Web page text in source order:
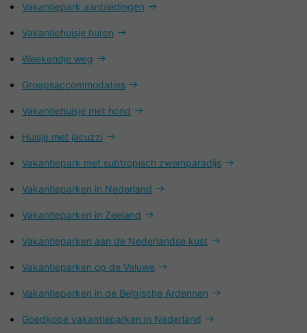
Vakantiepark aanbiedingen
Vakantiehuisje huren
Weekendje weg
Groepsaccommodaties
Vakantiehuisje met hond
Huisje met jacuzzi
Vakantiepark met subtropisch zwemparadijs
Vakantieparken in Nederland
Vakantieparken in Zeeland
Vakantieparken aan de Nederlandse kust
Vakantieparken op de Veluwe
Vakantieparken in de Belgische Ardennen
Goedkope vakantieparken in Nederland